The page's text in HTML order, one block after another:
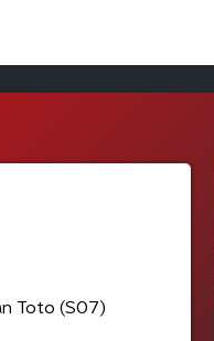
Toto (S07)